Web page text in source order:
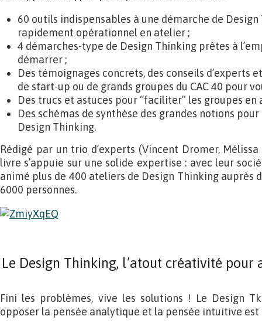
60 outils indispensables à une démarche de
rapidement opérationnel en atelier ;
4 démarches-type de Design Thinking prêtes à
démarrer ;
Des témoignages concrets, des conseils d’experts
de start-up ou de grands groupes du CAC 40 pour
Des trucs et astuces pour “faciliter” les groupes en
Des schémas de synthèse des grandes notions
Design Thinking.
Rédigé par un trio d’experts (Vincent Dromer,
livre s’appuie sur une solide expertise : avec leur
animé plus de 400 ateliers de Design Thinking auprès
6000 personnes.
Le Design Thinking, l’atout créativité
Fini les problèmes, vive les solutions ! Le Design
opposer la pensée analytique et la pensée intuitive